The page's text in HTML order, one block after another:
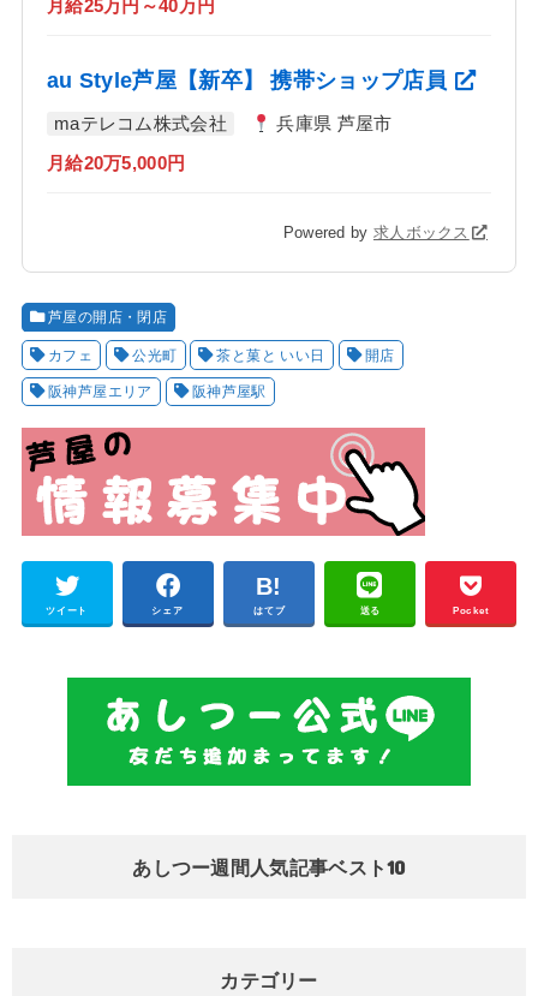
月給25万円～40万円
au Style芦屋【新卒】 携帯ショップ店員
maテレコム株式会社 兵庫県 芦屋市
月給20万5,000円
Powered by 求人ボックス
芦屋の開店・閉店
カフェ 公光町 茶と菓と いい日 開店
阪神芦屋エリア 阪神芦屋駅
ツイート シェア はてブ 送る Pocket
あしつー週間人気記事ベスト10
カテゴリー